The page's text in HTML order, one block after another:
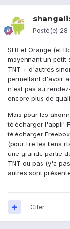
Posté(e) 28
SFR et Orange (et
moyennant un petit
TNT + d'autres
permettant d'avoir
n'est pas au
encore plus de
Mais pour les
télécharger l'appli'
télécharger
(pour lire les liens
une grande partie
TNT ou pas (y'a
autres sont
Citer